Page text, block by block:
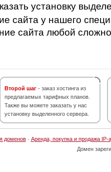
установку
сайта у нашего
сайта любой
Второй шаг - заказ хостинга из
предлагаемых тарифных планов.
Также вы можете заказать у нас
установку выделенного сервера.
доменов· Аренда, покупка и продажа IP-
Домен